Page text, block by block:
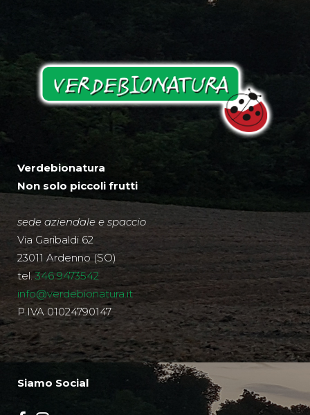
Verdebionatura
Non solo piccoli frutti
sede aziendale e spaccio
Via Garibaldi 62
23011 Ardenno (SO)
tel.346 9473542
info@verdebionatura.it
P.IVA 01024790147
Siamo Social